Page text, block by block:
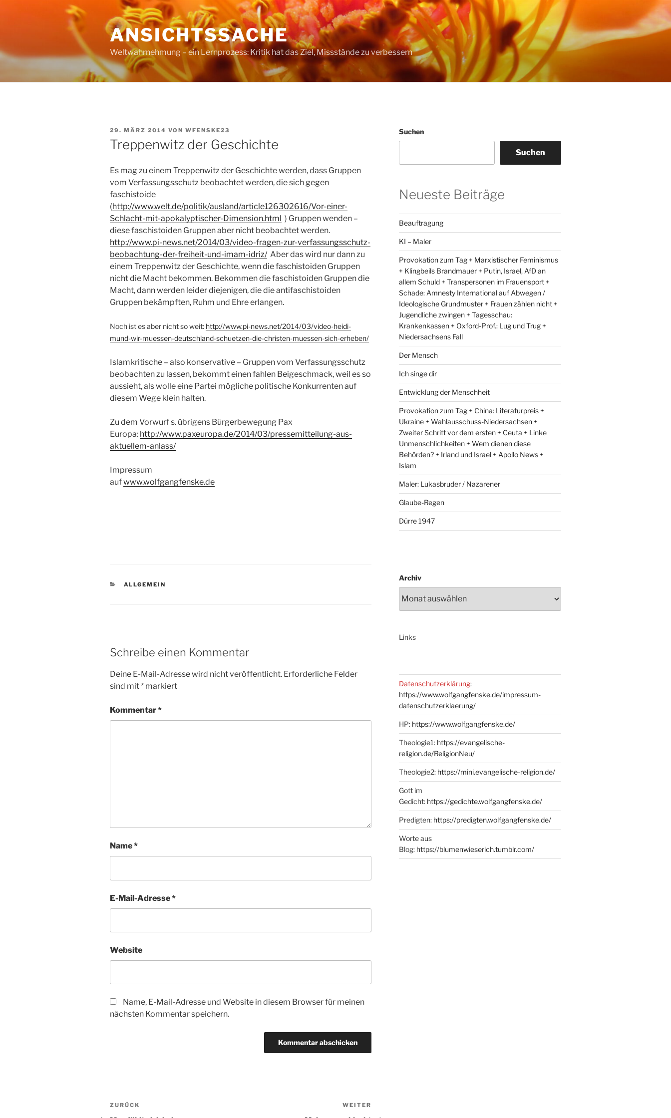
ANSICHTSSACHE
Weltwahrnehmung – ein Lernprozess: Kritik hat das Ziel, Missstände zu verbessern
VERÖFFENTLICHT
AM
29. MÄRZ 2014 VON WFENSKE23
Treppenwitz der Geschichte
Es mag zu einem Treppenwitz der Geschichte werden, dass Gruppen
vom Verfassungsschutz beobachtet werden, die sich gegen
faschistoide
(http://www.welt.de/politik/ausland/article126302616/Vor-einer-
Schlacht-mit-apokalyptischer-Dimension.html ) Gruppen wenden –
diese faschistoiden Gruppen aber nicht beobachtet werden.
http://www.pi-news.net/2014/03/video-fragen-zur-verfassungsschutz-
beobachtung-der-freiheit-und-imam-idriz/Aber das wird nur dann zu
einem Treppenwitz der Geschichte, wenn die faschistoiden Gruppen
nicht die Macht bekommen. Bekommen die faschistoiden Gruppen die
Macht, dann werden leider diejenigen, die die antifaschistoiden
Gruppen bekämpften, Ruhm und Ehre erlangen.
Noch ist es aber nicht so weit: http://www.pi-news.net/2014/03/video-heidi-
mund-wir-muessen-deutschland-schuetzen-die-christen-muessen-sich-erheben/
Islamkritische – also konservative – Gruppen vom Verfassungsschutz
beobachten zu lassen, bekommt einen fahlen Beigeschmack, weil es so
aussieht, als wolle eine Partei mögliche politische Konkurrenten auf
diesem Wege klein halten.
Zu dem Vorwurf s. übrigens Bürgerbewegung Pax
Europa: http://www.paxeuropa.de/2014/03/pressemitteilung-aus-
aktuellem-anlass/
Impressum
aufwww.wolfgangfenske.de
KATEGORIEN
ALLGEMEIN
Schreibe einen Kommentar
Deine E-Mail-Adresse wird nicht veröffentlicht. Erforderliche Felder
sind mit* markiert
Kommentar*
Name*
E-Mail-Adresse*
Website
Name, E-Mail-Adresse und Website in diesem Browser für meinen
nächsten Kommentar speichern.
Beitragsnavigation
Vorheriger
ZURÜCK WEITER
Suchen
Suchen
Neueste Beiträge
Beauftragung
KI – Maler
Provokation zum Tag + Marxistischer Feminismus
+ Klingbeils Brandmauer + Putin, Israel, AfD an
allem Schuld + Transpersonen im Frauensport +
Schade: Amnesty International auf Abwegen /
Ideologische Grundmuster + Frauen zählen nicht +
Jugendliche zwingen + Tagesschau:
Krankenkassen + Oxford-Prof.: Lug und Trug +
Niedersachsens Fall
Der Mensch
Ich singe dir
Entwicklung der Menschheit
Provokation zum Tag + China: Literaturpreis +
Ukraine + Wahlausschuss-Niedersachsen +
Zweiter Schritt vor dem ersten + Ceuta + Linke
Unmenschlichkeiten + Wem dienen diese
Behörden? + Irland und Israel + Apollo News +
Islam
Maler: Lukasbruder / Nazarener
Glaube-Regen
Dürre 1947
Archiv
Links
Datenschutzerklärung:
https://www.wolfgangfenske.de/impressum-
datenschutzerklaerung/
HP: https://www.wolfgangfenske.de/
Theologie1: https://evangelische-
religion.de/ReligionNeu/
Theologie2: https://mini.evangelische-religion.de/
Gott im
Gedicht: https://gedichte.wolfgangfenske.de/
Predigten: https://predigten.wolfgangfenske.de/
Worte aus
Blog: https://blumenwieserich.tumblr.com/